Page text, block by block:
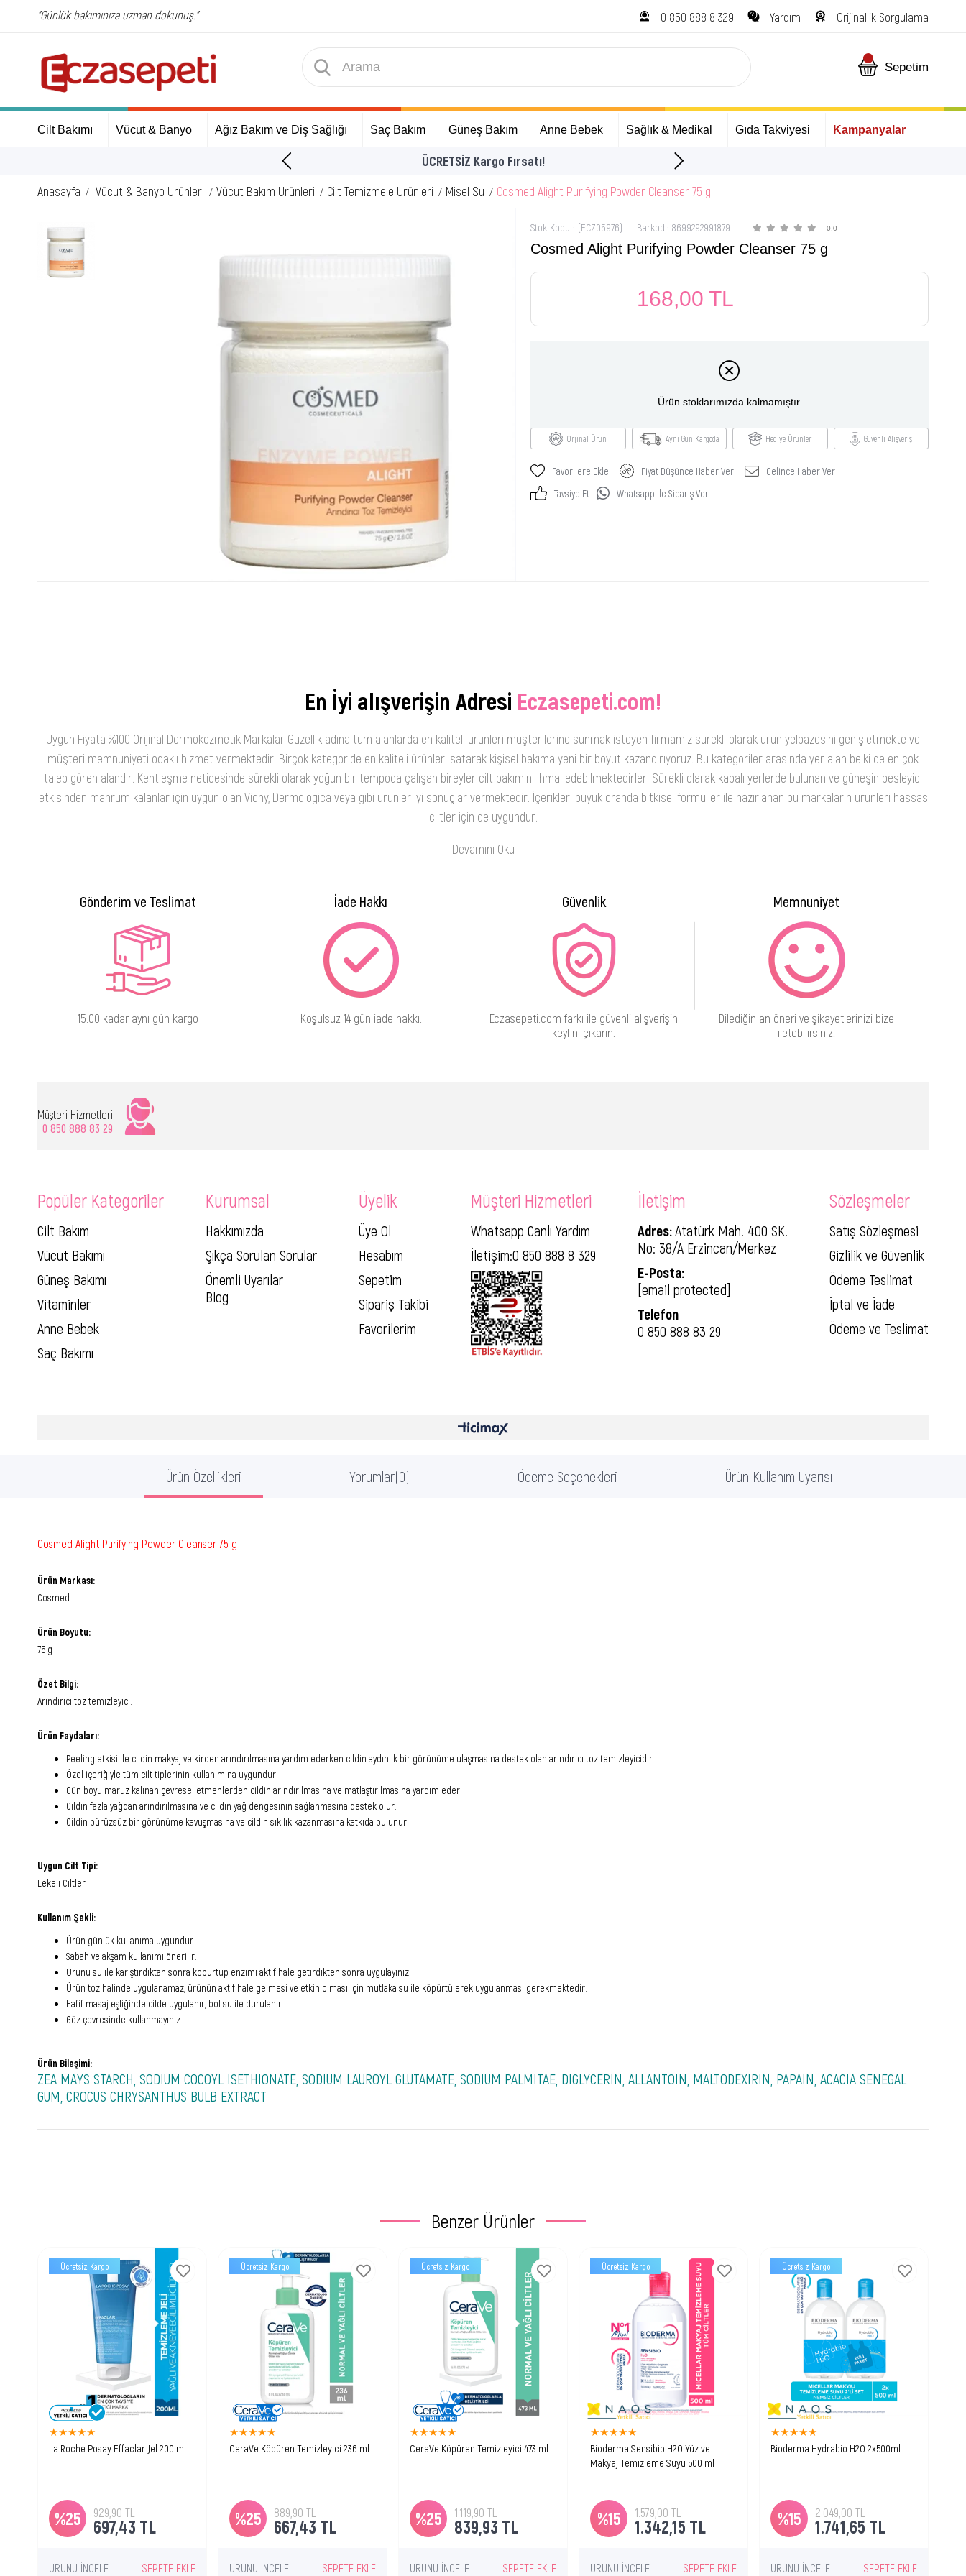
"Günlük bakımınıza uzman dokunuş." 0 850 888 8 329 Yardım Orijinallik Sorgulama
Sepetim
Cilt Bakımı Vücut & Banyo Ağız Bakım ve Diş Sağlığı Saç Bakım Güneş Bakım Anne Bebek Sağlık & Medikal Gıda Takviyesi Kampanyalar
ÜCRETSİZ Kargo Fırsatı!
İlk Alışverişinize Özel Hediyeler
Anasayfa
Vücut & Banyo Ürünleri Vücut Bakım Ürünleri Cilt Temizmele Ürünleri Misel Su Cosmed Alight Purifying Powder Cleanser 75 g
Stok Kodu (ECZ05976) Barkod : 8699292991879 0.0
Cosmed Alight Purifying Powder Cleanser 75 g
168,00 TL
Ürün stoklarımızda kalmamıştır.
Orjinal Ürün Aynı Gün Kargoda Hediye Ürünler Güvenli Alışveriş
Favorilere Ekle Fiyat Düşünce Haber Ver
Gelince Haber Ver
Tavsiye Et
Whatsapp İle Sipariş Ver
En İyi alışverişin Adresi Eczasepeti.com!
Uygun Fiyata %100 Orijinal Dermokozmetik Markalar Güzellik adına tüm alanlarda en kaliteli ürünleri müşterilerine sunmak isteyen firmamız sürekli olarak ürün yelpazesini genişletmekte ve
müşteri memnuniyeti odaklı hizmet vermektedir. Birçok kategoride en kaliteli ürünleri satarak kişisel bakıma yeni bir boyut kazandırıyoruz. Bu kategoriler arasında yer alan belki de en çok
talep gören alandır. Kentleşme neticesinde sürekli olarak yoğun bir tempoda çalışan bireyler cilt bakımını ihmal edebilmektedirler. Sürekli olarak kapalı yerlerde bulunan ve güneşin besleyici
etkisinden mahrum kalanlar için uygun olan Vichy, Dermologica veya gibi ürünler iyi sonuçlar vermektedir. İçerikleri büyük oranda bitkisel formüller ile hazırlanan bu markaların ürünleri hassas
ciltler için de uygundur.
Devamını Oku
Gönderim ve Teslimat
15:00 kadar aynı gün kargo
İade Hakkı
Koşulsuz 14 gün iade hakkı.
Güvenlik
Eczasepeti.com farkı ile güvenli alışverişin
keyfini çıkarın.
Memnuniyet
Dilediğin an öneri ve şikayetlerinizi bize
iletebilirsiniz.
Müşteri Hizmetleri
0 850 888 83 29
Popüler Kategoriler
Cilt Bakım
Vücut Bakımı
Güneş Bakımı
Vitaminler
Anne Bebek
Saç Bakımı
Kurumsal
Hakkımızda
Şıkça Sorulan Sorular
Önemli Uyarılar
Blog
Üyelik
Üye Ol
Hesabım
Sepetim
Sipariş Takibi
Favorilerim
Müşteri Hizmetleri
Whatsapp Canlı Yardım
İletişim:0 850 888 8 329
İletişim
Adres:Atatürk Mah. 400 SK.
No: 38/A Erzincan/Merkez
E-Posta:
[email protected]
Telefon
0 850 888 83 29
Sözleşmeler
Satış Sözleşmesi
Gizlilik ve Güvenlik
Ödeme Teslimat
İptal ve İade
Ödeme ve Teslimat
Ürün Özellikleri Yorumlar(0) Ödeme Seçenekleri Ürün Kullanım Uyarısı
Cosmed Alight Purifying Powder Cleanser 75 g
Ürün Markası:
Cosmed
Ürün Boyutu:
75 g
Özet Bilgi:
Arındırıcı toz temizleyici.
Ürün Faydaları:
Peeling etkisi ile cildin makyaj ve kirden arındırılmasına yardım ederken cildin aydınlık bir görünüme ulaşmasına destek olan arındırıcı toz temizleyicidir.
Özel içeriğiyle tüm cilt tiplerinin kullanımına uygundur.
Gün boyu maruz kalınan çevresel etmenlerden cildin arındırılmasına ve matlaştırılmasına yardım eder.
Cildin fazla yağdan arındırılmasına ve cildin yağ dengesinin sağlanmasına destek olur.
Cildin pürüzsüz bir görünüme kavuşmasına ve cildin sıkılık kazanmasına katkıda bulunur.
Uygun Cilt Tipi:
Lekeli Ciltler
Kullanım Şekli:
Ürün günlük kullanıma uygundur.
Sabah ve akşam kullanımı önerilir.
Ürünü su ile karıştırdıktan sonra köpürtüp enzimi aktif hale getirdikten sonra uygulayınız.
Ürün toz halinde uygulanamaz, ürünün aktif hale gelmesi ve etkin olması için mutlaka su ile köpürtülerek uygulanması gerekmektedir.
Hafif masaj eşliğinde cilde uygulanır, bol su ile durulanır.
Göz çevresinde kullanmayınız.
Ürün Bileşimi:
ZEA MAYS STARCH, SODIUM COCOYL ISETHIONATE, SODIUM LAUROYL GLUTAMATE, SODIUM PALMITAE, DIGLYCERIN, ALLANTOIN, MALTODEXIRIN, PAPAIN, ACACIA SENEGAL
GUM, CROCUS CHRYSANTHUS BULB EXTRACT
Benzer Ürünler
★★★★★
La Roche Posay Effaclar Jel 200 ml
%25 697,43 TL
929,90 TL
Ücretsiz Kargo
ÜRÜNÜ İNCELE SEPETE EKLE
★★★★★
CeraVe Köpüren Temizleyici 236 ml
%25 667,43 TL
889,90 TL
Ücretsiz Kargo
ÜRÜNÜ İNCELE SEPETE EKLE
★★★★★
CeraVe Köpüren Temizleyici 473 ml
%25 839,93 TL
1.119,90 TL
Ücretsiz Kargo
ÜRÜNÜ İNCELE SEPETE EKLE
★★★★★
Bioderma Sensibio H2O Yüz ve
Makyaj Temizleme Suyu 500 ml
%15 1.342,15 TL
1.579,00 TL
Ücretsiz Kargo
ÜRÜNÜ İNCELE SEPETE EKLE
★★★★★
Bioderma Hydrabio H2O 2x500ml
%15 1.741,65 TL
2.049,00 TL
Ücretsiz Kargo
ÜRÜNÜ İNCELE SEPETE EKLE